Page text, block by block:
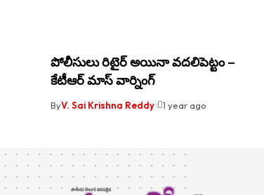
పోలీసులు రిటైర్ అయినా వదలిపెట్టం –
కేటీఆర్ మాస్ వార్నింగ్
ByV. Sai Krishna Reddy 1 year ago